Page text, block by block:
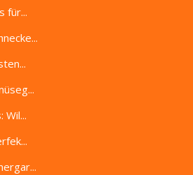
für...
Wil...